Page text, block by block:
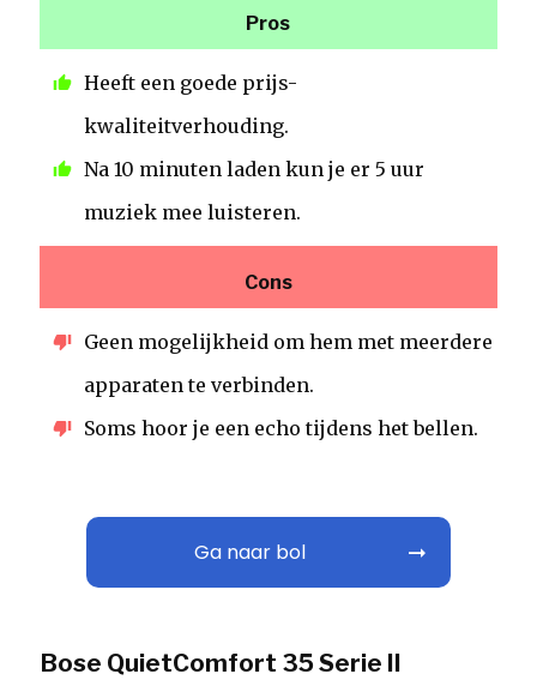
Pros
Heeft een goede prijs-
kwaliteitverhouding.
Na 10 minuten laden kun je er 5 uur
muziek mee luisteren.
Cons
Geen mogelijkheid om hem met meerdere
apparaten te verbinden.
Soms hoor je een echo tijdens het bellen.
Ga naar bol
Bose QuietComfort 35 Serie II